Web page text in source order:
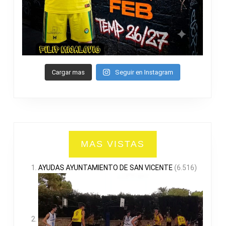
Cargar mas Seguir en Instagram
MAS VISTAS
AYUDAS AYUNTAMIENTO DE SAN VICENTE (6.516)